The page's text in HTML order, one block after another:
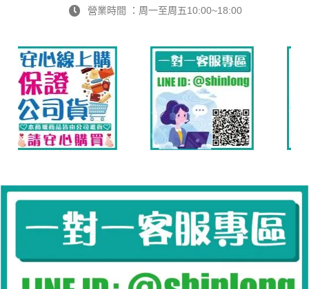
營業時間 ：周一至周五10:00~18:00